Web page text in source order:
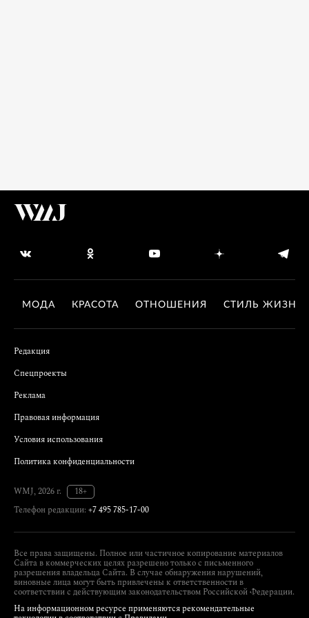
МОДА КРАСОТА ОТНОШЕНИЯ СТИЛЬ ЖИЗНИ
Редакция
Спецпроекты
Реклама
Правовая информация
Условия использования
Политика конфиденциальности
WMJ, 2026 г.
18+
Телефон редакции: +7 495 785-17-00
Все права защищены. Полное или частичное копирование материалов
Сайта в коммерческих целях разрешено только с письменного
разрешения владельца Сайта. В случае обнаружения нарушений,
виновные лица могут быть привлечены к ответственности в
соответствии с действующим законодательством Российской Федерации.
На информационном ресурсе применяются рекомендательные